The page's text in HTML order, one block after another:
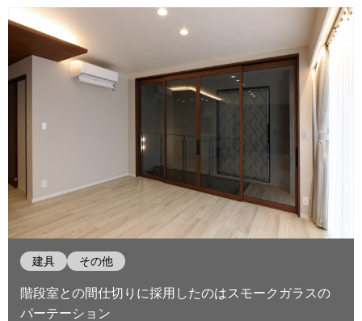
建具 その他
階段室との間仕切りに採用したのはスモークガラスの
パーテーション